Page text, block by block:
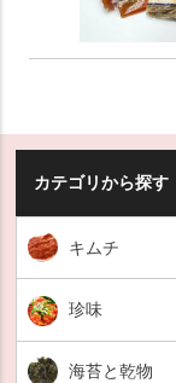
カテゴリから探す
キムチ
珍味
海苔と乾物